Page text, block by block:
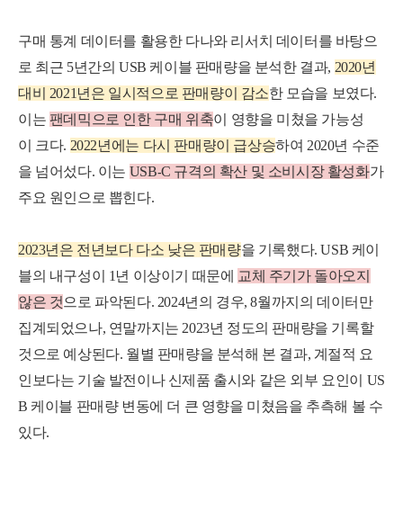
구매 통계 데이터를 활용한 다나와 리서치 데이터를 바탕으
로 최근 5년간의 USB 케이블 판매량을 분석한 결과, 2020년
대 비 2021 년은 일시 적 으 로 판매 량이 감소한 모 습을 보였다.
이 는 팬데 믹 으 로 인 한 구매 위 축이 영향을 미 쳤을 가능성
이
크다. 2022년 에 는 다시 판매 량이 급상승하여 2020년 수준
을 넘어섰다. 이 는 USB-C 규격의 확산 및 소비시 장 활성화가
주요 원인 으 로 뽑힌다.
2023년은 전년보다 다소 낮은 판매량을 기록했다. USB 케이
블의 내구성이 1년 이상이기 때문에 교체 주기가 돌아오지
않은 것으로 파악된다. 2024년의 경우, 8월까지의 데이터만
집계되었으나, 연말까지는 2023년 정도의 판매량을 기록할
것으로 예상된다. 월별 판매량을 분석해 본 결과, 계절적 요
인보다는 기술 발전이나 신제품 출시와 같은 외부 요인이 US
B 케이블 판매량 변동에 더 큰 영향을 미쳤음을 추측해 볼 수
있다.